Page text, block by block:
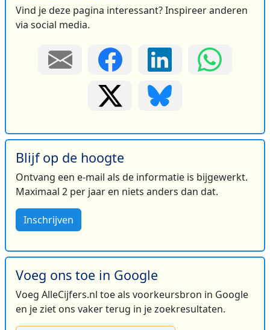
Vind je deze pagina interessant? Inspireer anderen
via social media.
Blijf op de hoogte
Ontvang een e-mail als de informatie is bijgewerkt.
Maximaal 2 per jaar en niets anders dan dat.
Inschrijven
Voeg ons toe in Google
Voeg AlleCijfers.nl toe als voorkeursbron in Google
en je ziet ons vaker terug in je zoekresultaten.